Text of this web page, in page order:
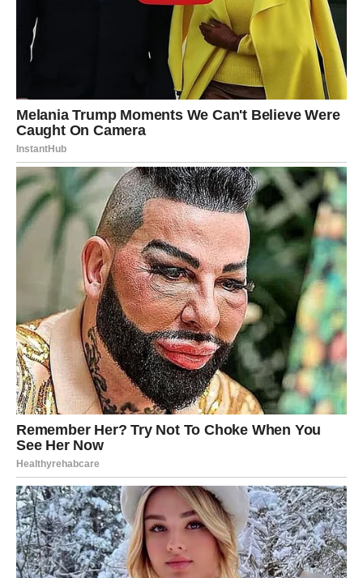
Budite otvoreni za nove mogućnosti, vjerujte svojim
odlukama i ne dozvolite da vas prošla razočaranja
zaustave. Zvijezde jasno pokazuju da su upravo ovaj
period pripremile posebno za vas.
Očekuju vas dani ispunjeni osmijehom, lijepim vijestima,
velikim uspjesima i osjećajem da vam život konačno
donosi sve ono o čemu ste dugo sanjali. Bićete sretniji
nego što ste mogli zamisliti, a ovaj period pamtićete kao
početak jednog potpuno novog i ljepšeg poglavlja svog
života.